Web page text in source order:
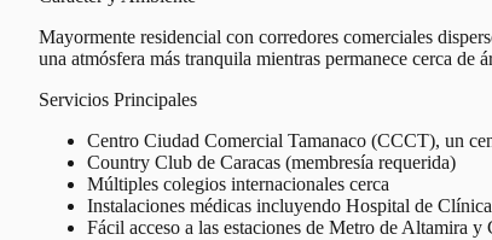
Mayormente residencial con corredores comerciales
una atmósfera más tranquila mientras permanece cerca de
Servicios Principales
Centro Ciudad Comercial Tamanaco (CCCT), un
Country Club de Caracas (membresía requerida)
Múltiples colegios internacionales cerca
Instalaciones médicas incluyendo Hospital de
Fácil acceso a las estaciones de Metro de Altamira y